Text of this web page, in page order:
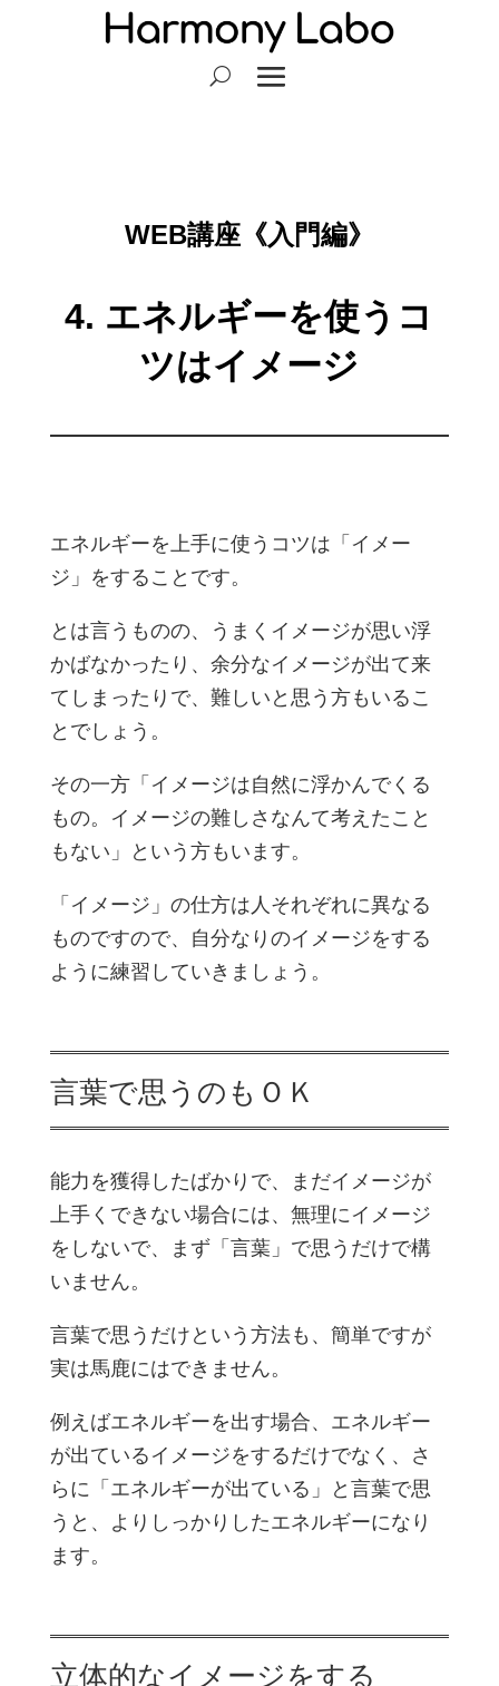
WEB講座《入門編》
4. エネルギーを使うコ
ツはイメージ
エネルギーを上手に使うコツは「イメー
ジ」をすることです。
とは言うものの、うまくイメージが思い浮
かばなかったり、余分なイメージが出て来
てしまったりで、難しいと思う方もいるこ
とでしょう。
その一方「イメージは自然に浮かんでくる
もの。イメージの難しさなんて考えたこと
もない」という方もいます。
「イメージ」の仕方は人それぞれに異なる
ものですので、自分なりのイメージをする
ように練習していきましょう。
言葉で思うのもＯＫ
能力を獲得したばかりで、まだイメージが
上手くできない場合には、無理にイメージ
をしないで、まず「言葉」で思うだけで構
いません。
言葉で思うだけという方法も、簡単ですが
実は馬鹿にはできません。
例えばエネルギーを出す場合、エネルギー
が出ているイメージをするだけでなく、さ
らに「エネルギーが出ている」と言葉で思
うと、よりしっかりしたエネルギーになり
ます。
立体的なイメージをする